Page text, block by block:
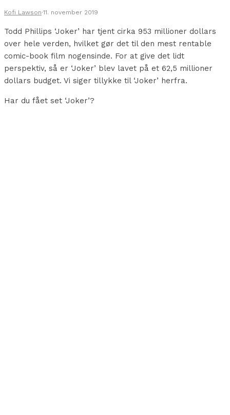
Kofi Lawson·11. november 2019
Todd Phillips ‘Joker’ har tjent cirka 953 millioner dollars
over hele verden, hvilket gør det til den mest rentable
comic-book film nogensinde. For at give det lidt
perspektiv, så er ‘Joker’ blev lavet på et 62,5 millioner
dollars budget. Vi siger tillykke til ‘Joker’ herfra.
Har du fået set ‘Joker’?